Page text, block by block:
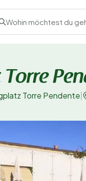
Wohin möchtest du
Torre Pendente